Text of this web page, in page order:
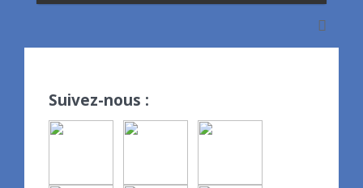
Suivez-nous :